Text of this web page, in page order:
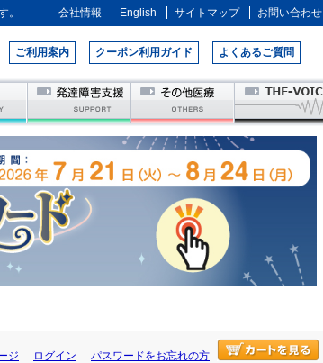
。 会社情報 English サイトマップ お問い合わせ
ご利用案内 クーポン利用ガイド よくあるご質問
ジ ログイン パスワードをお忘れの方